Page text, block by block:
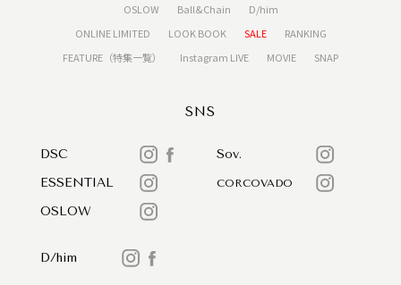
OSLOW
Ball&Chain
D/him
ONLINE LIMITED
LOOK BOOK SALE
RANKING
FEATURE（特集一覧）
Instagram LIVE MOVIE SNAP
SNS
DSC
Sov.
ESSENTIAL
CORCOVADO
OSLOW
D/him